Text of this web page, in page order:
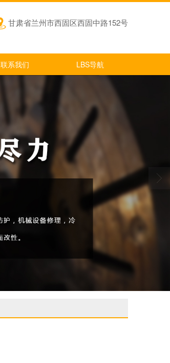
甘肃省兰州市西固区西固中路152号
联系我们 LBS导航